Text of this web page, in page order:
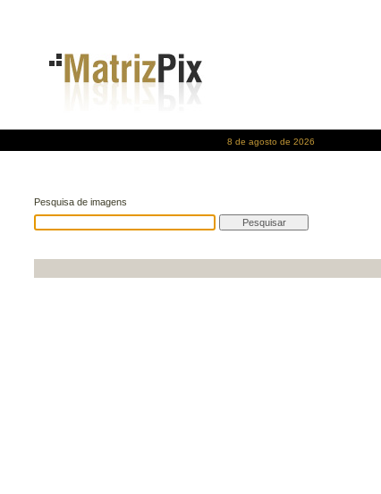
8 de agosto de 2026
Pesquisa de imagens